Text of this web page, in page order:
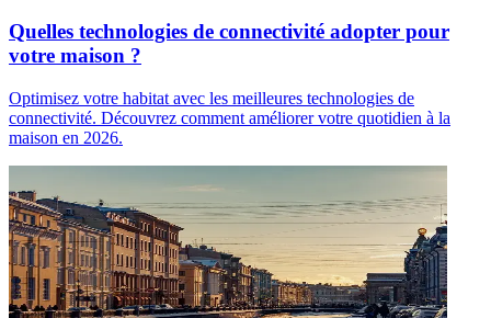
Quelles technologies de connectivité adopter pour
votre maison ?
Optimisez votre habitat avec les meilleures technologies de
connectivité. Découvrez comment améliorer votre quotidien à la
maison en 2026.